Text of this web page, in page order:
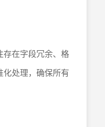
存在字段冗余、格
处理，确保所有